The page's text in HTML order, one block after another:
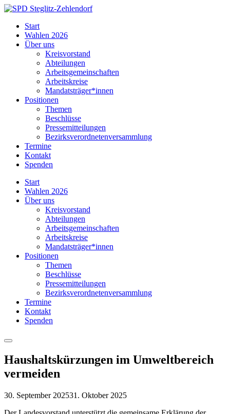
Skip
content
Steglitz-
Zehlendorf
Start
Wahlen 2026
Über uns
Kreisvorstand
Abteilungen
Arbeitsgemeinschaften
Arbeitskreise
Mandatsträger*innen
Positionen
Themen
Beschlüsse
Pressemitteilungen
Bezirksverordnetenversammlung
Termine
Kontakt
Spenden
Start
Wahlen 2026
Über uns
Kreisvorstand
Abteilungen
Arbeitsgemeinschaften
Arbeitskreise
Mandatsträger*innen
Positionen
Themen
Beschlüsse
Pressemitteilungen
Bezirksverordnetenversammlung
Termine
Kontakt
Spenden
Menu
Haushaltskürzungen im Umweltbereich
vermeiden
30. September 202531. Oktober 2025